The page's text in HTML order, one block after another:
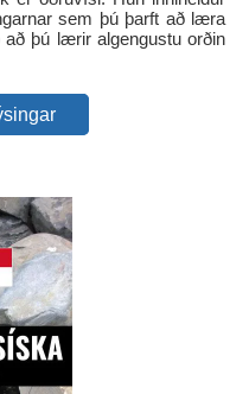
sem þú þarft að læra
þú lærir algengustu orðin